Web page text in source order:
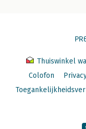
Thuiswinkel
Colofon